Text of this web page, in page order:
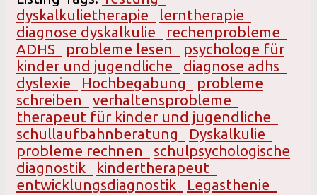
dyskalkulietherapie
lerntherapie
diagnose dyskalkulie
rechenprobleme
ADHS
probleme lesen
psychologe für
kinder und jugendliche
diagnose adhs
dyslexie
Hochbegabung
probleme
schreiben
verhaltensprobleme
therapeut für kinder und jugendliche
schullaufbahnberatung
Dyskalkulie
probleme rechnen
schulpsychologische
diagnostik
kindertherapeut
entwicklungsdiagnostik
Legasthenie